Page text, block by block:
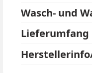
Wasch- und
Lieferumfang